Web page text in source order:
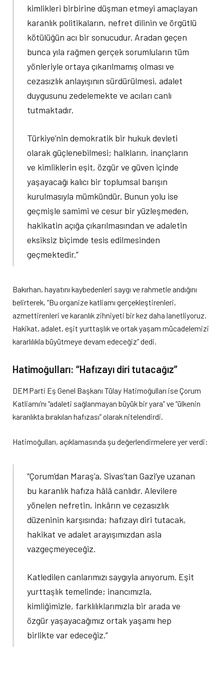
kimlikleri birbirine düşman etmeyi amaçlayan
karanlık politikaların, nefret dilinin ve örgütlü
kötülüğün acı bir sonucudur. Aradan geçen
bunca yıla rağmen gerçek sorumluların tüm
yönleriyle ortaya çıkarılmamış olması ve
cezasızlık anlayışının sürdürülmesi, adalet
duygusunu zedelemekte ve acıları canlı
tutmaktadır.
Türkiye’nin demokratik bir hukuk devleti
olarak güçlenebilmesi; halkların, inançların
ve kimliklerin eşit, özgür ve güven içinde
yaşayacağı kalıcı bir toplumsal barışın
kurulmasıyla mümkündür. Bunun yolu ise
geçmişle samimi ve cesur bir yüzleşmeden,
hakikatin açığa çıkarılmasından ve adaletin
eksiksiz biçimde tesis edilmesinden
geçmektedir.”
Bakırhan, hayatını kaybedenleri saygı ve rahmetle andığını
belirterek, “Bu organize katliamı gerçekleştirenleri,
azmettirenleri ve karanlık zihniyeti bir kez daha lanetliyoruz.
Hakikat, adalet, eşit yurttaşlık ve ortak yaşam mücadelemizi
kararlılıkla büyütmeye devam edeceğiz” dedi.
Hatimoğulları: “Hafızayı diri tutacağız”
DEM Parti Eş Genel Başkanı Tülay Hatimoğulları ise Çorum
Katliamı’nı “adaleti sağlanmayan büyük bir yara” ve “ülkenin
karanlıkta bırakılan hafızası” olarak nitelendirdi.
Hatimoğulları, açıklamasında şu değerlendirmelere yer verdi:
“Çorum’dan Maraş’a, Sivas’tan Gazi’ye uzanan
bu karanlık hafıza hâlâ canlıdır. Alevilere
yönelen nefretin, inkârın ve cezasızlık
düzeninin karşısında; hafızayı diri tutacak,
hakikat ve adalet arayışımızdan asla
vazgeçmeyeceğiz.
Katledilen canlarımızı saygıyla anıyorum. Eşit
yurttaşlık temelinde; inancımızla,
kimliğimizle, farklılıklarımızla bir arada ve
özgür yaşayacağımız ortak yaşamı hep
birlikte var edeceğiz.”